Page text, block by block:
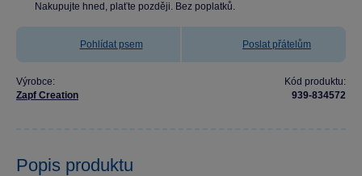
Nakupujte hned, plaťte později. Bez poplatků.
Pohlídat psem Poslat přátelům
Výrobce:
Zapf Creation
Kód produktu:
939-834572
Popis produktu